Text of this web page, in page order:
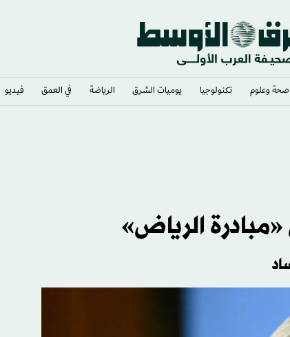
صحة وعلوم تكنولوجيا يوميات الشرق​ الرياضة في العمق فيديو
الرياض»